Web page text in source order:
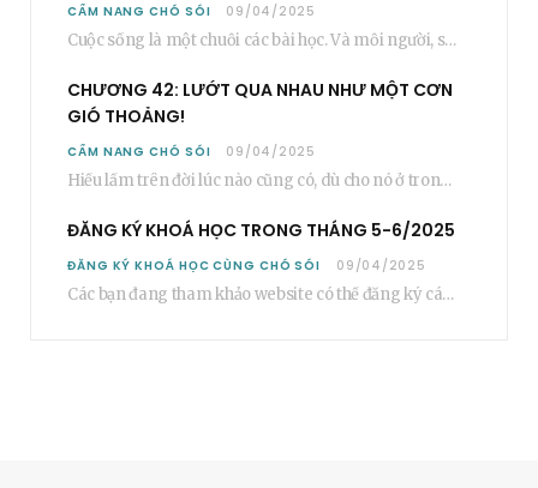
CẨM NANG CHÓ SÓI 09/04/2025
Cuộc sống là một chuỗi các bài học. Và mỗi người, sẽ phải học rất…
CHƯƠNG 42: LƯỚT QUA NHAU NHƯ MỘT CƠN
GIÓ THOẢNG!
CẨM NANG CHÓ SÓI 09/04/2025
Hiểu lầm trên đời lúc nào cũng có, dù cho nó ở trong một mối…
ĐĂNG KÝ KHOÁ HỌC TRONG THÁNG 5-6/2025
ĐĂNG KÝ KHOÁ HỌC CÙNG CHÓ SÓI 09/04/2025
Các bạn đang tham khảo website có thể đăng ký các khoá học cơ bản…